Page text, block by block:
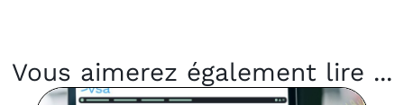
Vous aimerez également lire ...